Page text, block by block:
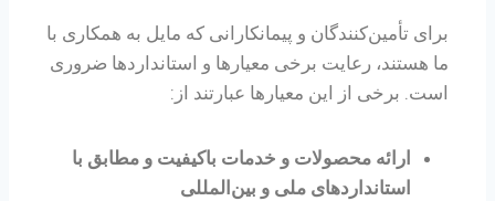
برای تأمین‌کنندگان و پیمانکارانی که مایل به همکاری با
ما هستند، رعایت برخی معیارها و استانداردها ضروری
است. برخی از این معیارها عبارتند از:
ارائه محصولات و خدمات باکیفیت و مطابق با
استانداردهای ملی و بین‌المللی